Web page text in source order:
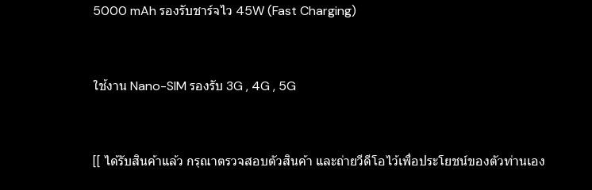
5000 mAh รองรับชาร์จไว 45W (Fast Charging)
ใช้งาน Nano-SIM รองรับ 3G , 4G , 5G
[[ ได้รับสินค้าแล้ว กรุณาตรวจสอบตัวสินค้า และถ่ายวีดีโอไว้เพื่อประโยชน์ของตัวท่านเอง